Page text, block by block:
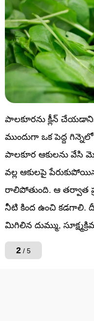
పాలకూరను క్లీన్
ముందుగా ఒక పెద్ద
పాలకూర ఆకులను వేసి
వల్ల ఆకులపై
రాలిపోతుంది. ఆ తర్వాత
నీటి కింద ఉంచి కడగాలి.
మిగిలిన దుమ్ము,
2 / 5